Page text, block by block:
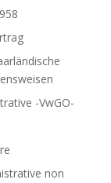
-VwGO-
non